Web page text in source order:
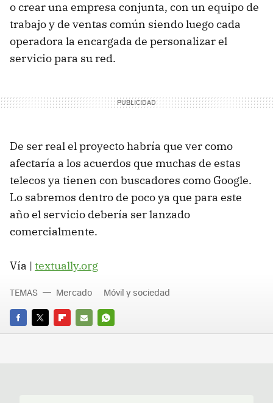
o crear una empresa conjunta, con un equipo de
trabajo y de ventas común siendo luego cada
operadora la encargada de personalizar el
servicio para su red.
De ser real el proyecto habría que ver como
afectaría a los acuerdos que muchas de estas
telecos ya tienen con buscadores como Google.
Lo sabremos dentro de poco ya que para este
año el servicio debería ser lanzado
comercialmente.
Vía | textually.org
FACEBOOK
TWITTERFLIPBOARD
E-
WHATSAPP
TEMAS Mercado Móvil y sociedad